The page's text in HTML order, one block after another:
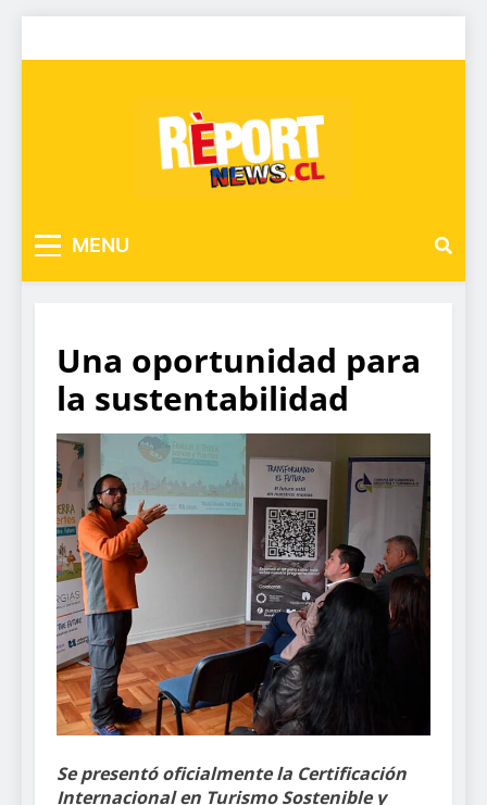
MENU
Una oportunidad para
la sustentabilidad
Se presentó oficialmente la Certificación
Internacional en Turismo Sostenible y